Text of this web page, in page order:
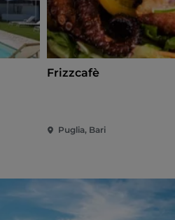
Frizzcafè
Puglia, Bari